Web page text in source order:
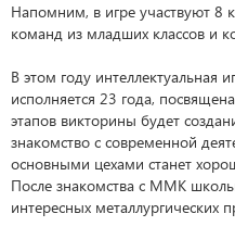
Напомним, в игре участвуют 8
команд из младших классов и
В этом году интеллектуальная
исполняется 23 года,
этапов викторины будет
знакомство с современной
основными цехами станет
После знакомства с ММК
интересных металлургических